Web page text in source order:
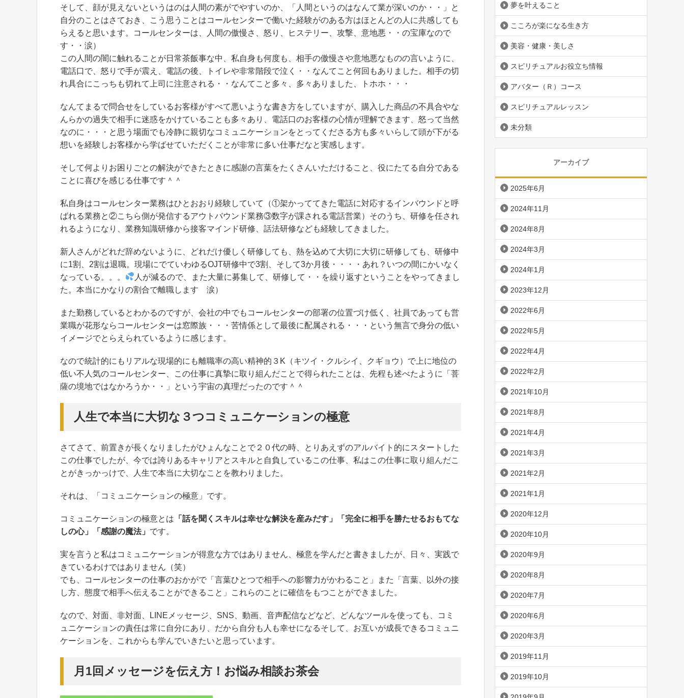
そして、顔が見えないというはのは人間の素がでやすいのか、「人間というのはなんて業が深いのか・・」と
自分のことはさておき、こう思うことはコールセンターで働いた経験がのある方はほとんどの人に共感しても
らえると思います。コールセンターは、人間の傲慢さ、怒り、ヒステリー、攻撃、意地悪・・の宝庫なので
す・・涙）
この人間の闇に触れることが日常茶飯事な中、私自身も何度も、相手の傲慢さや意地悪なものの言いように、
電話口で、怒りで手が震え、電話の後、トイレや非常階段で泣く・・なんてこと何回もありました。相手の切
れ具合にこっちも切れて上司に注意される・・なんてこと多々、多々ありました、トホホ・・・
なんてまるで問合せをしているお客様がすべて悪いような書き方をしていますが、購入した商品の不具合やな
んらかの過失で相手に迷惑をかけていることも多々あり、電話口のお客様の心情が理解できます、怒って当然
なのに・・・と思う場面でも冷静に親切なコミュニケーションをとってくださる方も多々いらして頭が下がる
想いを経験しお客様から学ばせていただくことが非常に多い仕事だなと実感します。
そして何よりお困りごとの解決ができたときに感謝の言葉をたくさんいただけること、役にたてる自分である
ことに喜びを感じる仕事です＾＾
私自身はコールセンター業務はひとおおり経験していて（①架かっててきた電話に対応するインバウンドと呼
ばれる業務と②こちら側が発信するアウトバウンド業務③数字が課される電話営業）そのうち、研修を任され
れるようになり、業務知識研修から接客マインド研修、話法研修なども経験してきました。
新人さんがどれだ辞めないように、どれだけ優しく研修しても、熱を込めて大切に大切に研修しても、研修中
に1割、2割は退職。現場にでていわゆるOJT研修中で3割、そして3か月後・・・・あれ？いつの間にかいなく
なっている。。。
人が減るので、また大量に募集して、研修して・・を繰り返すということをやってきまし
た。本当にかなりの割合で離職します 涙）
また勤務しているとわかるのですが、会社の中でもコールセンターの部署の位置づけ低く、社員であっても営
業職が花形ならコールセンターは窓際族・・・苦情係として最後に配属される・・・という無言で身分の低い
イメージでとらえられているように感じます。
なので統計的にもリアルな現場的にも離職率の高い精神的３K（キツイ・クルシイ、クギョウ）で上に地位の
低い不人気のコールセンター、この仕事に真摯に取り組んだことで得られたことは、先程も述べたように「菩
薩の境地ではなかろうか・・」という宇宙の真理だったのです＾＾
人生で本当に大切な３つコミュニケーションの極意
さてさて、前置きが長くなりましたがひょんなことで２０代の時、とりあえずのアルバイト的にスタートした
この仕事でしたが、今では誇りあるキャリアとスキルと自負しているこの仕事、私はこの仕事に取り組んだこ
とがきっかっけで、人生で本当に大切なことを教わりました。
それは、「コミュニケーションの極意」です。
コミュニケーションの極意とは 「話を聞くスキルは幸せな解決を産みだす 」「完全に相手を勝たせるおもてな
しの心」「感謝の魔法」 です。
実を言うと私はコミュニケーションが得意な方ではありません、極意を学んだと書きましたが、日々、実践で
きているわけではありません（笑）
でも、コールセンターの仕事のおかがで「言葉ひとつで相手への影響力がかわること」また「言葉、以外の接
し方、態度で相手へ伝えることができること」これらのことに確信をもつことができました。
なので、対面、非対面、LINEメッセージ、SNS、動画、音声配信などなど、どんなツールを使っても、コミ
ュニケーションの責任は常に自分にあり、だから自分も人も幸せになるそして、お互いが成長できるコミュニ
ケーションを、これからも学んでいきたいと思っています。
月1回メッセージを伝え方！お悩み相談お茶会
夢を叶えること
こころが楽になる生き方
美容・健康・美しさ
スピリチュアルお役立ち情報
アバター（Ｒ）コース
スピリチュアルレッスン
未分類
アーカイブ
2025年6月
2024年11月
2024年8月
2024年3月
2024年1月
2023年12月
2022年6月
2022年5月
2022年4月
2022年2月
2021年10月
2021年8月
2021年4月
2021年3月
2021年2月
2021年1月
2020年12月
2020年10月
2020年9月
2020年8月
2020年7月
2020年6月
2020年3月
2019年11月
2019年10月